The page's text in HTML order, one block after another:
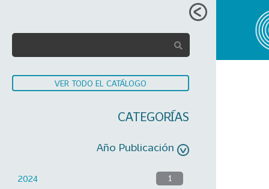
VER TODO EL CATÁLOGO
CATEGORÍAS
Año Publicación
2024 1